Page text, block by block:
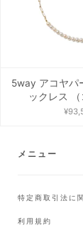
5way アコヤパ
ックレス （
メニュー
特定商取引法に
利用規約